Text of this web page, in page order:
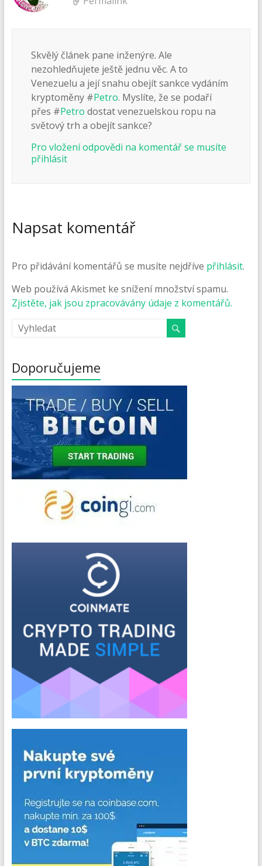
Skvělý článek pane inženýre. Ale
nezohledňujete ještě jednu věc. A to
Venezuelu a její snahu obejít sankce vydáním
kryptoměny #Petro. Myslíte, že se podaří
přes #Petro dostat venezuelskou ropu na
světový trh a obejít sankce?
Pro vložení odpovědi na komentář se musíte
přihlásit
Napsat komentář
Pro přidávání komentářů se musíte nejdříve přihlásit.
Web používá Akismet ke snížení množství spamu.
Zjistěte, jak jsou zpracovávány údaje z komentářů.
Doporučujeme